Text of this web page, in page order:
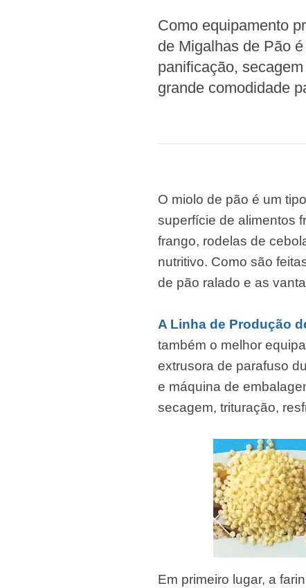
Pasta
Linha
Linha
Como equipamento
de Migalhas de Pão
panificação,
grande comodidade
O miolo de pão é um
superfície de alimentos
frango, rodelas de
nutritivo. Como são
de pão ralado e as
A Linha de Produção
também o melhor
extrusora de parafuso
e máquina de
secagem, trituração,
Em primeiro lugar, a